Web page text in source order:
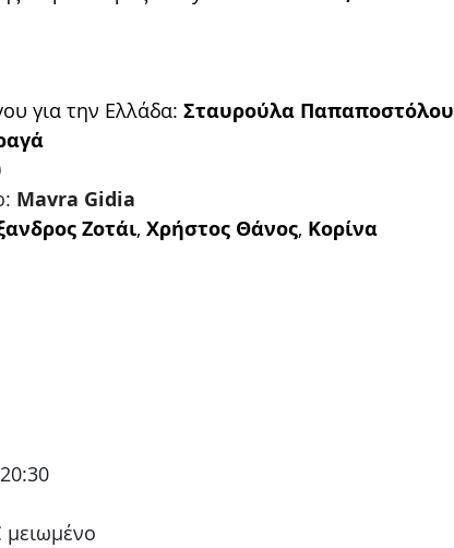
για την Ελλάδα: Σταυρούλα Παπαποστόλου
Mavra Gidia
Ζοτάι, Χρήστος Θάνος, Κορίνα
μειωμένο